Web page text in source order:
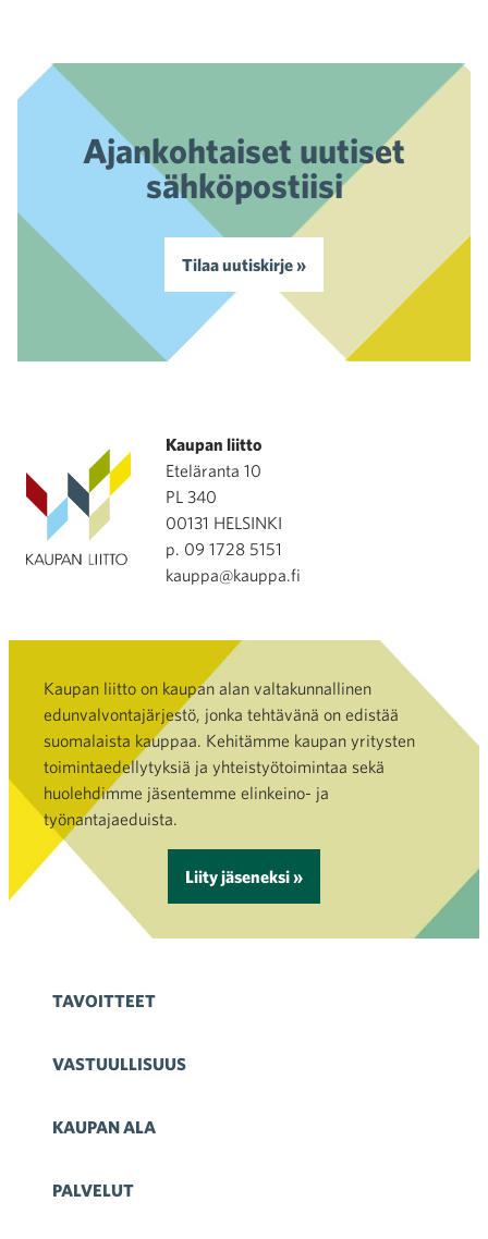
Ajankohtaiset uutiset
sähköpostiisi
Tilaa uutiskirje »
Kaupan liitto
Eteläranta 10
PL 340
00131 HELSINKI
p. 09 1728 5151
kauppa@kauppa.fi
Kaupan liitto on kaupan alan valtakunnallinen
edunvalvontajärjestö, jonka tehtävänä on edistää
suomalaista kauppaa. Kehitämme kaupan yritysten
toimintaedellytyksiä ja yhteistyötoimintaa sekä
huolehdimme jäsentemme elinkeino- ja
työnantajaeduista.
Liity jäseneksi »
TAVOITTEET
VASTUULLISUUS
KAUPAN ALA
PALVELUT